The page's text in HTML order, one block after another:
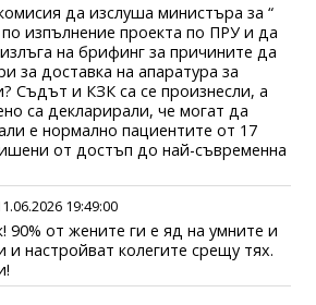
да изслуша министъра за “
изпълнение проекта по ПРУ и да
на брифинг за причините да
за доставка на апаратура за
Съдът и КЗК са се произнесли, а
са декларирали, че могат да
е нормално пациентите от 17
от достъп до най-съвременна
19:49:00
90% от жените ги е яд на умните и
и настройват колегите срещу тях.